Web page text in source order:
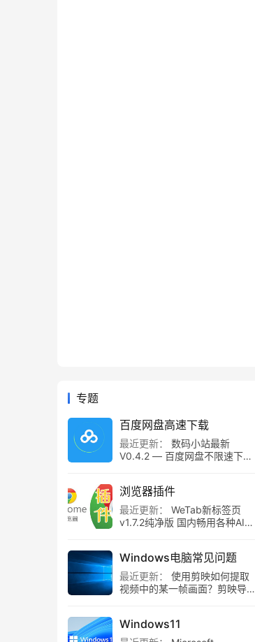
专题
百度网盘高速下载
最近更新：
数码小站最新
V0.4.2 — 百度网盘不限速下载
浏览器插件
最近更新：
WeTab新标签页
v1.7.2纯净版 国内畅用各种AI组
Windows电脑常见问题
最近更新：
使用剪映如何提取
视频中的某一帧画面？剪映导出
Windows11